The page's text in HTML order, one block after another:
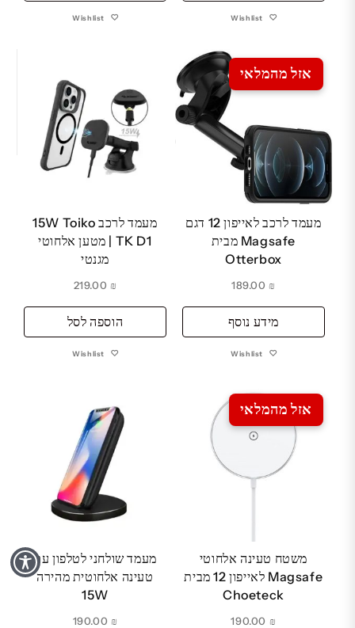
Wishlist Wishlist
מעמד לרכב 15W Toiko
TK D1 | מטען אלחוטי
מגנטי
₪
הוספה לסל
Wishlist
אזל מהמלאי
מעמד לרכב לאייפון 12 דגם
Magsafe מבית
Otterbox
₪
מידע נוסף
Wishlist
מעמד שולחני לטלפון עם
טעינה אלחוטית מהירה
15W
₪
אזל מהמלאי
משטח טעינה אלחוטי
Magsafe לאייפון 12 מבית
Choeteck
₪